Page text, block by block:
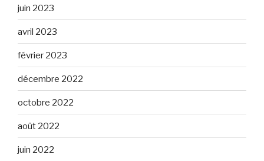
juin 2023
avril 2023
février 2023
décembre 2022
octobre 2022
août 2022
juin 2022